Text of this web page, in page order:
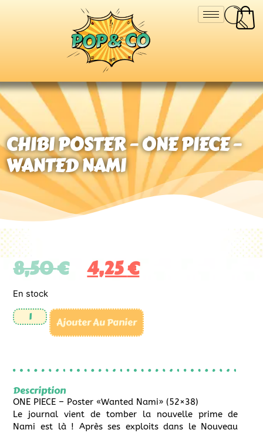
CHIBI POSTER – ONE PIECE –
WANTED NAMI
8,50€ 4,25€
En stock
Ajouter Au Panier
Description
ONE PIECE – Poster «Wanted Nami» (52×38)
Le journal vient de tomber la nouvelle prime de
Nami est là ! Après ses exploits dans le Nouveau